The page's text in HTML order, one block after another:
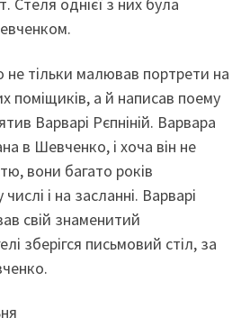
Стеля однієї з них була
тільки малював портрети на
поміщиків, а й написав поему
Варварі Рєпніній. Варвара
в Шевченко, і хоча він не
вони багато років
і на засланні. Варварі
свій знаменитий
зберігся письмовий стіл, за